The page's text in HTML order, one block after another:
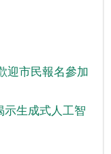
迎市民報名參加
生成式人工智